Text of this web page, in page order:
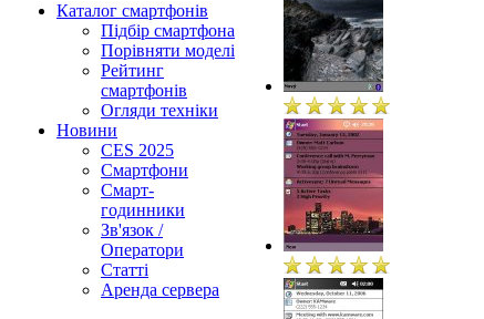
Каталог смартфонів
Підбір смартфона
Порівняти моделі
Рейтинг
смартфонів
Огляди техніки
Новини
CES 2025
Смартфони
Смарт-
годинники
Зв'язок /
Оператори
Статті
Аренда сервера